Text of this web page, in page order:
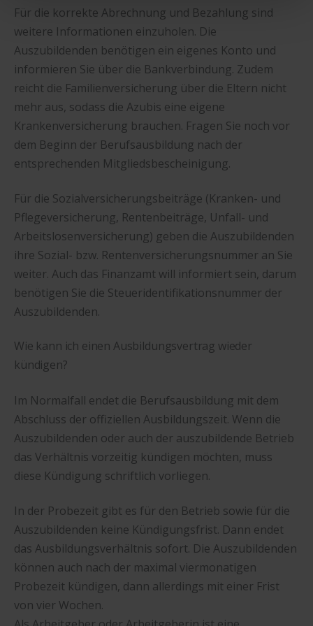
die Nutzung aller Cookies ein – und schon gehts weiter.
Für die korrekte Abrechnung und Bezahlung sind
weitere Informationen einzuholen. Die
Auszubildenden benötigen ein eigenes Konto und
informieren Sie über die Bankverbindung. Zudem
reicht die Familienversicherung über die Eltern nicht
mehr aus, sodass die Azubis eine eigene
Krankenversicherung brauchen. Fragen Sie noch vor
dem Beginn der Berufsausbildung nach der
entsprechenden Mitgliedsbescheinigung.
Für die Sozialversicherungsbeiträge (Kranken- und
Pflegeversicherung, Rentenbeiträge, Unfall- und
Arbeitslosenversicherung) geben die Auszubildenden
ihre Sozial- bzw. Rentenversicherungsnummer an Sie
weiter. Auch das Finanzamt will informiert sein, darum
benötigen Sie die Steueridentifikationsnummer der
Auszubildenden.
Wie kann ich einen Ausbildungsvertrag wieder
kündigen?
Im Normalfall endet die Berufsausbildung mit dem
Abschluss der offiziellen Ausbildungszeit. Wenn die
Auszubildenden oder auch der auszubildende Betrieb
das Verhältnis vorzeitig kündigen möchten, muss
diese Kündigung schriftlich vorliegen.
In der Probezeit gibt es für den Betrieb sowie für die
Auszubildenden keine Kündigungsfrist. Dann endet
das Ausbildungsverhältnis sofort. Die Auszubildenden
können auch nach der maximal viermonatigen
Probezeit kündigen, dann allerdings mit einer Frist
von vier Wochen.